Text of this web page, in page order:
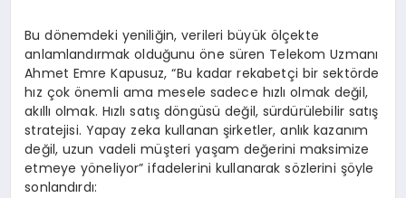
Bu dönemdeki yeniliğin, verileri büyük ölçekte
anlamlandırmak olduğunu öne süren Telekom Uzmanı
Ahmet Emre Kapusuz, “Bu kadar rekabetçi bir sektörde
hız çok önemli ama mesele sadece hızlı olmak değil,
akıllı olmak. Hızlı satış döngüsü değil, sürdürülebilir satış
stratejisi. Yapay zeka kullanan şirketler, anlık kazanım
değil, uzun vadeli müşteri yaşam değerini maksimize
etmeye yöneliyor” ifadelerini kullanarak sözlerini şöyle
sonlandırdı: